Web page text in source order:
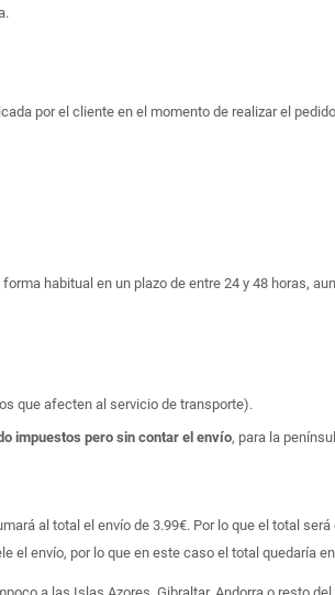
por el cliente en el momento de realizar el
habitual en un plazo de entre 24 y 48 horas,
que afecten al servicio de transporte).
impuestos pero sin contar el envío, para la
al total el envío de 3.99€. Por lo que el total será
el envío, por lo que en este caso el total quedaría